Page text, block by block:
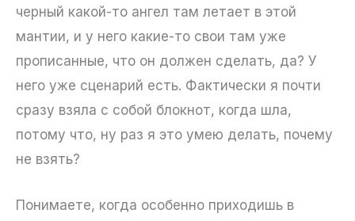
черный какой-то ангел там летает в этой
мантии, и у него какие-то свои там уже
прописанные, что он должен сделать, да? У
него уже сценарий есть. Фактически я почти
сразу взяла с собой блокнот, когда шла,
потому что, ну раз я это умею делать, почему
не взять?
Понимаете, когда особенно приходишь в